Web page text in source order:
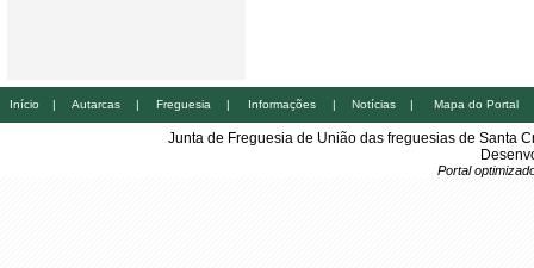
Início | Autarcas | Freguesia | Informações | Notícias | Mapa do Portal
Junta de Freguesia de União das freguesias de Santa
Portal